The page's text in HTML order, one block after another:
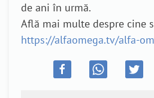
de ani în urmă.
Află mai multe despre cine
https://alfaomega.tv/alfa-